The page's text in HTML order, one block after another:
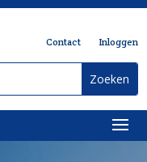
Contact Inloggen